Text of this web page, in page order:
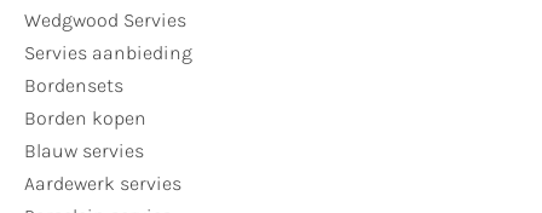
Wedgwood Servies
Servies aanbieding
Bordensets
Borden kopen
Blauw servies
Aardewerk servies